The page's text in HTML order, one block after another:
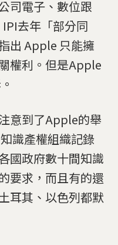
司電子、數位跟
去年「部分同
出 Apple 只能擁
權利。但是Apple
意到了Apple的舉
識產權組織記錄
國政府數十間知識
要求，而且有的還
耳其、以色列都默